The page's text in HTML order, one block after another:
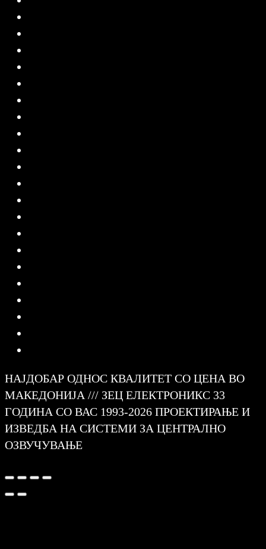
НАЈДОБАР ОДНОС КВАЛИТЕТ СО ЦЕНА ВО
МАКЕДОНИЈА /// ЗЕЦ ЕЛЕКТРОНИКС 33
ГОДИНА СО ВАС 1993-2026 ПРОЕКТИРАЊЕ И
ИЗВЕДБА НА СИСТЕМИ ЗА ЦЕНТРАЛНО
ОЗВУЧУВАЊЕ